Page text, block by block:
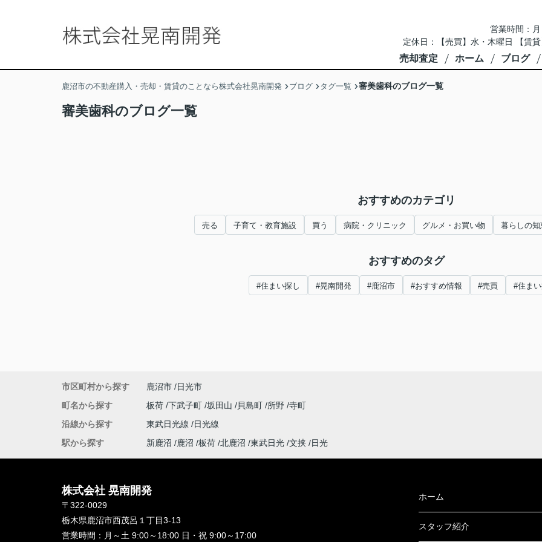
営業時間：
定休日：【売買】水・木曜日 【賃
売却査定 ホーム ブログ
鹿沼市の不動産購入・売却・賃貸のことなら株式会社晃南開発 ブログ タグ一覧 審美歯科のブログ一覧
審美歯科のブログ一覧
おすすめのカテゴリ
売る 子育て・教育施設 買う 病院・クリニック グルメ・お買い物 暮らしの
おすすめのタグ
#住まい探し #晃南開発 #鹿沼市 #おすすめ情報 #売買 #住ま
市区町村から探す 鹿沼市
日光市
町名から探す
板荷 下武子町 坂田山 貝島町 所野 寺町
沿線から探す
東武日光線
日光線
駅から探す
新鹿沼 鹿沼 板荷 北鹿沼 東武日光 文挟 日光
株式会社 晃南開発
〒322-0029
栃木県鹿沼市西茂呂１丁目3-13
営業時間： 月～土 9:00～18:00 日・祝 9:00～17:00
ホーム
スタッフ紹介